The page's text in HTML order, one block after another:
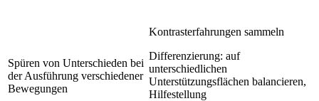
Spüren von Unterschieden bei
der Ausführung verschiedener
Bewegungen
Kontrasterfahrungen sammeln
Differenzierung: auf
unterschiedlichen
Unterstützungsflächen balancieren,
Hilfestellung